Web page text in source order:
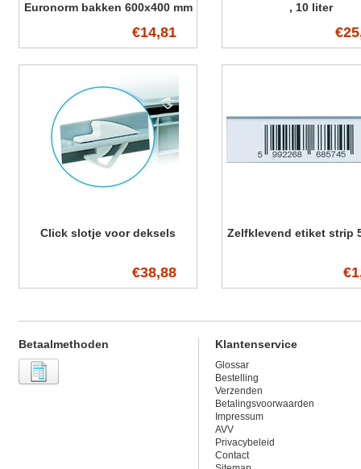
Euronorm bakken 600x400 mm
€14,81
, 10 liter
Click slotje voor deksels
€38,88
Zelfklevend etiket strip
Betaalmethoden Klantenservice
Glossar
Bestelling
Verzenden
Betalingsvoorwaarden
Impressum
AVV
Privacybeleid
Contact